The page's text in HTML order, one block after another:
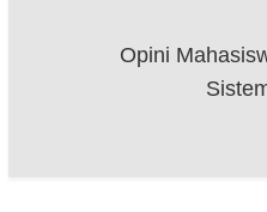
Opini